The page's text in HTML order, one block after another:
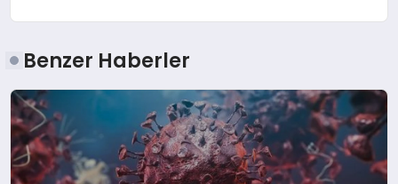
Benzer Haberler